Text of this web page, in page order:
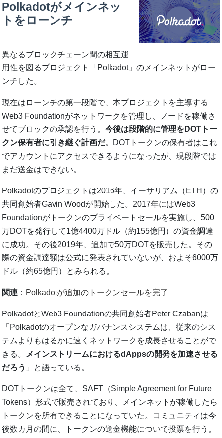
Polkadotがメインネッ
トをローンチ
異なるブロックチェーン間の相互運
用性を図るプロジェクト「Polkadot」のメインネットがロー
ンチした。
現在はローンチの第一段階で、本プロジェクトを主導する
Web3 Foundationがネットワークを管理し、ノードを稼働さ
せてブロックの承認を行う。今後は段階的に管理をDOTトー
クン保有者に引き継ぐ計画だ。DOTトークンの保有者はこれ
でアカウントにアクセスできるようになったが、現段階では
まだ送金はできない。
Polkadotのプロジェクトは2016年、イーサリアム（ETH）の
共同創始者Gavin Woodが開始した。2017年にはWeb3
Foundationがトークンのプライベートセールを実施し、500
万DOTを発行して1億4400万ドル（約155億円）の資金調達
に成功。その後2019年、追加で50万DOTを販売した。その
際の資金調達額は公式に発表されていないが、およそ6000万
ドル（約65億円）とみられる。
関連 ： Polkadotが追加のトークンセールを完了
PolkadotとWeb3 Foundationの共同創始者Peter Czabanは
「Polkadotのオープンなガバナンスシステムは、従来のシス
テムよりもはるかに速くネットワークを成長させることがで
きる。
メインストリームにおけるdAppsの開発を加速させる
だろう 」と語っている。
DOTトークンは全て、SAFT（Simple Agreement for Future
Tokens）形式で販売されており、メインネットが稼働したら
トークンを所有できることになっていた。コミュニティは今
後数カ月の間に、トークンの送金機能について投票を行う。